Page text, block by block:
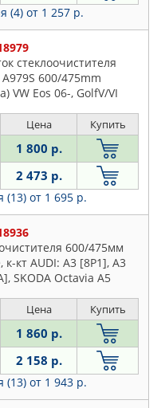
(4) от 1 257 р.
стеклоочистителя
600/475mm
VW Eos 06-, GolfV/VI
08-, SKODA Yeti 09-
Цена Купить
1 800 р.
2 473 р.
(13) от 1 695 р.
600/475мм
кт AUDI: A3 [8P1], A3
SKODA Octavia A5
Цена Купить
1 860 р.
2 158 р.
(13) от 1 943 р.